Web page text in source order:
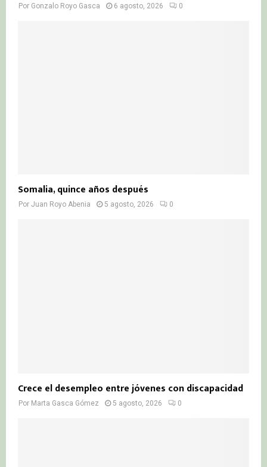
Por Gonzalo Royo Gasca 6 agosto, 2026 0
Somalia, quince años después
Por Juan Royo Abenia 5 agosto, 2026 0
Crece el desempleo entre jóvenes con discapacidad
Por Marta Gasca Gómez 5 agosto, 2026 0